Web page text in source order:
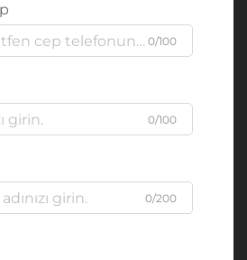
0/100
0/100
0/200